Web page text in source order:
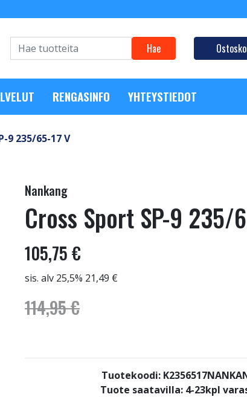
Hae
RENGASINFO YHTEYSTIEDOT
9 235/65-17 V
Nankang
Cross Sport SP-9 235/
105,75 €
sis. alv 25,5% 21,49 €
114,95 €
Tuotekoodi:
Tuote saatavilla: 4-23kpl